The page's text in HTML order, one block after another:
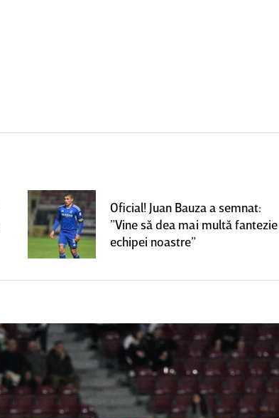
Oficial! Juan Bauza a semnat:
”Vine să dea mai multă fantezie
echipei noastre”